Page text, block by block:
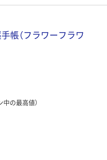
帳（フラワーフラワ
中の最高値）